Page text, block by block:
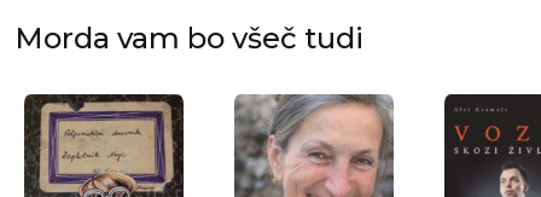
Morda vam bo všeč tudi